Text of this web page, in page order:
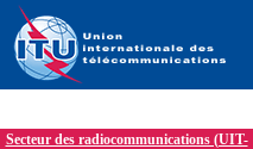
Secteur des radiocommunications (UIT-